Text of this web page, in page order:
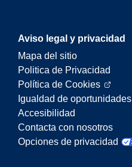
Aviso legal y privacidad
Mapa del sitio
Politica de Privacidad
Política de Cookies
Igualdad de oportunidades
Accesibilidad
Contacta con nosotros
Opciones de privacidad